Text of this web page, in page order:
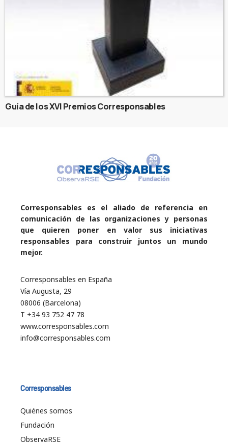
Guía de los XVI Premios Corresponsables
Corresponsables es el aliado de referencia en
comunicación de las organizaciones y personas
que quieren poner en valor sus iniciativas
responsables para construir juntos un mundo
mejor.
Corresponsables en España
Vía Augusta, 29
08006 (Barcelona)
T +34 93 752 47 78
www.corresponsables.com
info@corresponsables.com
Corresponsables
Quiénes somos
Fundación
ObservaRSE